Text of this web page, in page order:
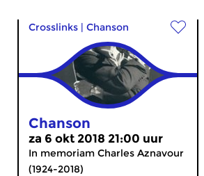
Crosslinks | Chanson
Chanson
za 6 okt 2018 21:00 uur
In memoriam Charles Aznavour
(1924-2018)